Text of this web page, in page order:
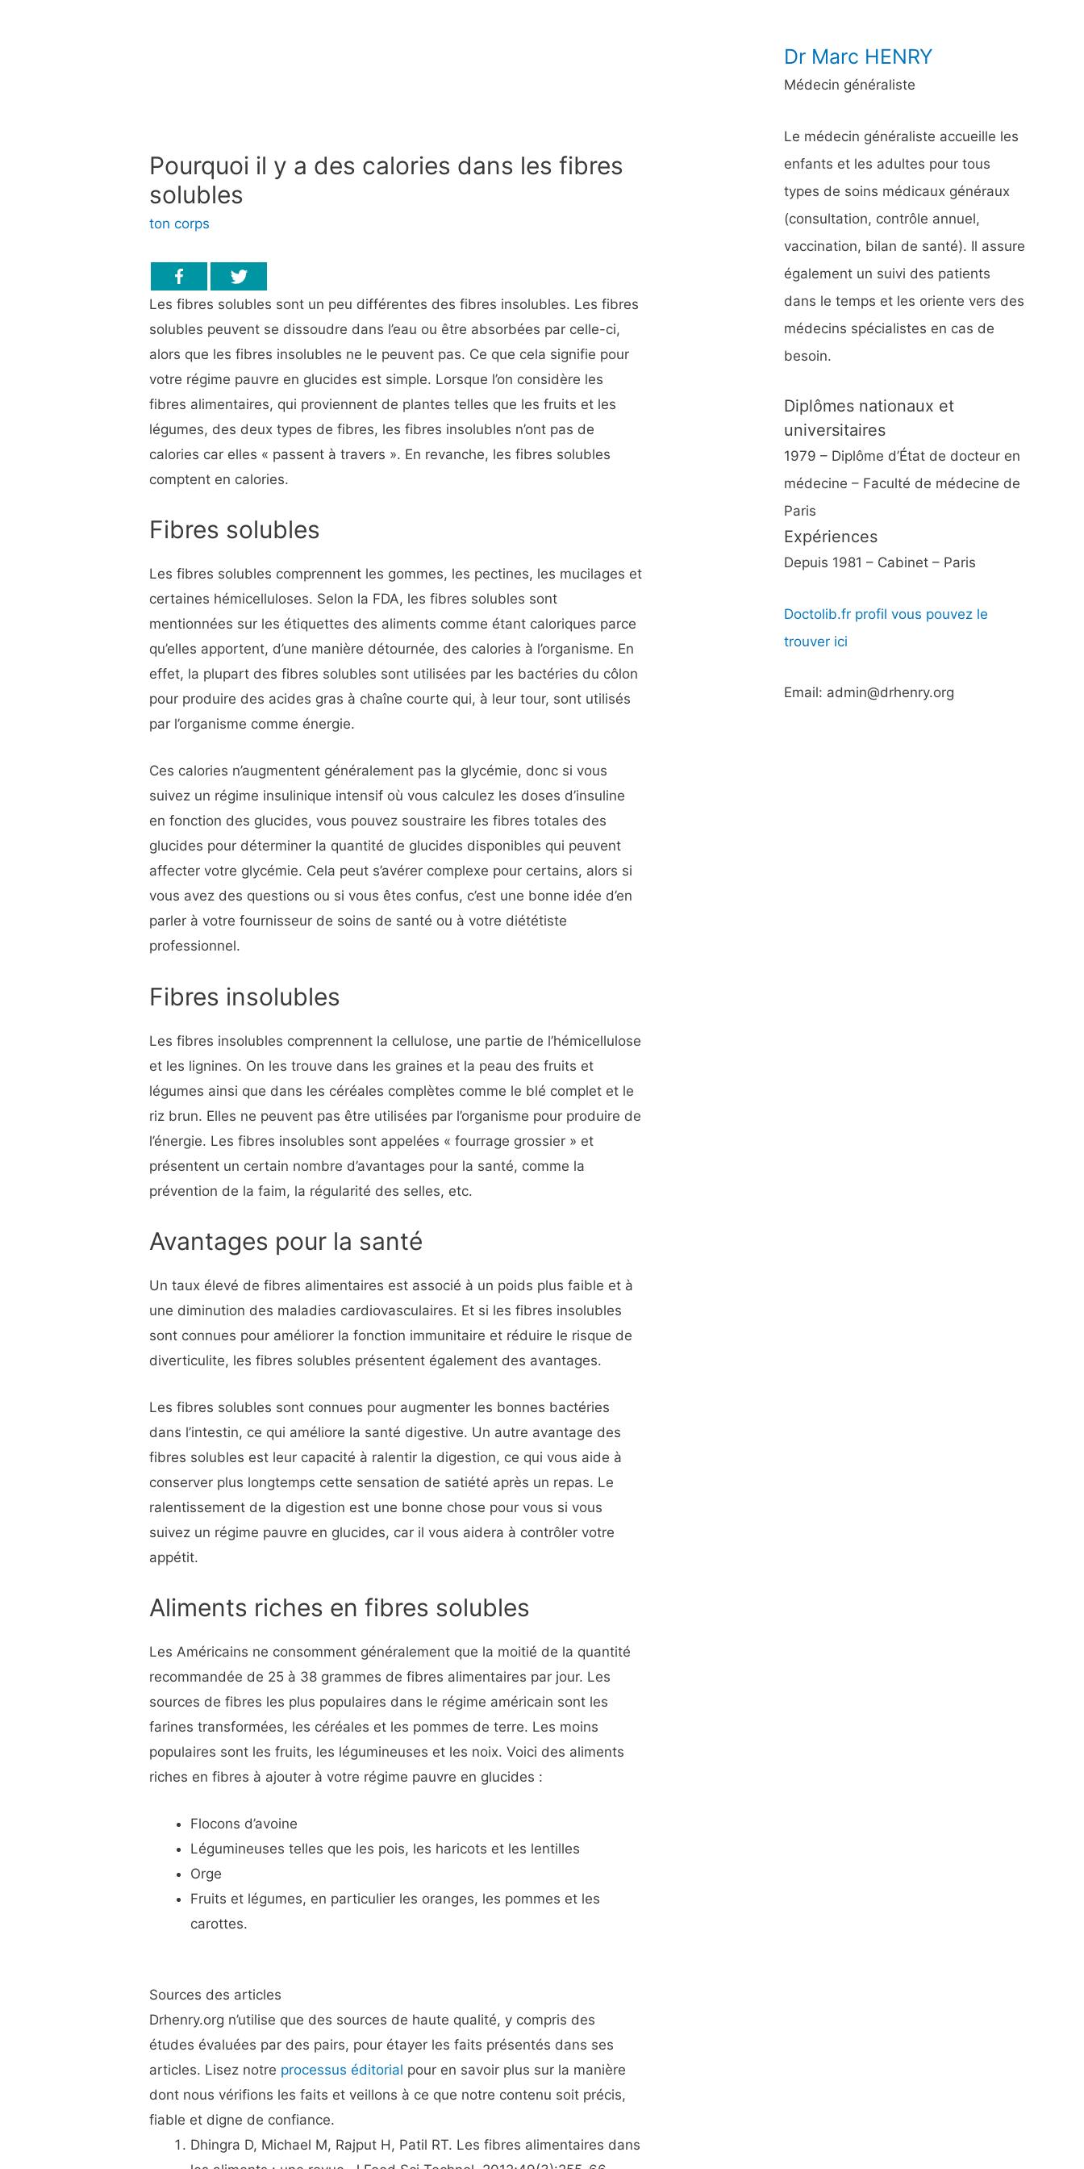
Pourquoi il y a des calories dans les fibres
solubles
ton corps
Les fibres solubles sont un peu différentes des fibres insolubles. Les fibres
solubles peuvent se dissoudre dans l’eau ou être absorbées par celle-ci,
alors que les fibres insolubles ne le peuvent pas. Ce que cela signifie pour
votre régime pauvre en glucides est simple. Lorsque l’on considère les
fibres alimentaires, qui proviennent de plantes telles que les fruits et les
légumes, des deux types de fibres, les fibres insolubles n’ont pas de
calories car elles « passent à travers ». En revanche, les fibres solubles
comptent en calories.
Fibres solubles
Les fibres solubles comprennent les gommes, les pectines, les mucilages et
certaines hémicelluloses. Selon la FDA, les fibres solubles sont
mentionnées sur les étiquettes des aliments comme étant caloriques parce
qu’elles apportent, d’une manière détournée, des calories à l’organisme. En
effet, la plupart des fibres solubles sont utilisées par les bactéries du côlon
pour produire des acides gras à chaîne courte qui, à leur tour, sont utilisés
par l’organisme comme énergie.
Ces calories n’augmentent généralement pas la glycémie, donc si vous
suivez un régime insulinique intensif où vous calculez les doses d’insuline
en fonction des glucides, vous pouvez soustraire les fibres totales des
glucides pour déterminer la quantité de glucides disponibles qui peuvent
affecter votre glycémie. Cela peut s’avérer complexe pour certains, alors si
vous avez des questions ou si vous êtes confus, c’est une bonne idée d’en
parler à votre fournisseur de soins de santé ou à votre diététiste
professionnel.
Fibres insolubles
Les fibres insolubles comprennent la cellulose, une partie de l’hémicellulose
et les lignines. On les trouve dans les graines et la peau des fruits et
légumes ainsi que dans les céréales complètes comme le blé complet et le
riz brun. Elles ne peuvent pas être utilisées par l’organisme pour produire de
l’énergie. Les fibres insolubles sont appelées « fourrage grossier » et
présentent un certain nombre d’avantages pour la santé, comme la
prévention de la faim, la régularité des selles, etc.
Avantages pour la santé
Un taux élevé de fibres alimentaires est associé à un poids plus faible et à
une diminution des maladies cardiovasculaires. Et si les fibres insolubles
sont connues pour améliorer la fonction immunitaire et réduire le risque de
diverticulite, les fibres solubles présentent également des avantages.
Les fibres solubles sont connues pour augmenter les bonnes bactéries
dans l’intestin, ce qui améliore la santé digestive. Un autre avantage des
fibres solubles est leur capacité à ralentir la digestion, ce qui vous aide à
conserver plus longtemps cette sensation de satiété après un repas. Le
ralentissement de la digestion est une bonne chose pour vous si vous
suivez un régime pauvre en glucides, car il vous aidera à contrôler votre
appétit.
Aliments riches en fibres solubles
Les Américains ne consomment généralement que la moitié de la quantité
recommandée de 25 à 38 grammes de fibres alimentaires par jour. Les
sources de fibres les plus populaires dans le régime américain sont les
farines transformées, les céréales et les pommes de terre. Les moins
populaires sont les fruits, les légumineuses et les noix. Voici des aliments
riches en fibres à ajouter à votre régime pauvre en glucides :
Flocons d’avoine
Légumineuses telles que les pois, les haricots et les lentilles
Orge
Fruits et légumes, en particulier les oranges, les pommes et les
carottes.
Sources des articles
Drhenry.org n’utilise que des sources de haute qualité, y compris des
études évaluées par des pairs, pour étayer les faits présentés dans ses
articles. Lisez notre processus éditorial pour en savoir plus sur la manière
dont nous vérifions les faits et veillons à ce que notre contenu soit précis,
fiable et digne de confiance.
Dhingra D, Michael M, Rajput H, Patil RT. Les fibres alimentaires dans
Dr Marc HENRY
Médecin généraliste
Le médecin généraliste accueille les
enfants et les adultes pour tous
types de soins médicaux généraux
(consultation, contrôle annuel,
vaccination, bilan de santé). Il assure
également un suivi des patients
dans le temps et les oriente vers des
médecins spécialistes en cas de
besoin.
Diplômes nationaux et
universitaires
1979 – Diplôme d’État de docteur en
médecine – Faculté de médecine de
Paris
Expériences
Depuis 1981 – Cabinet – Paris
Doctolib.fr profil vous pouvez le
trouver ici
Email: admin@drhenry.org